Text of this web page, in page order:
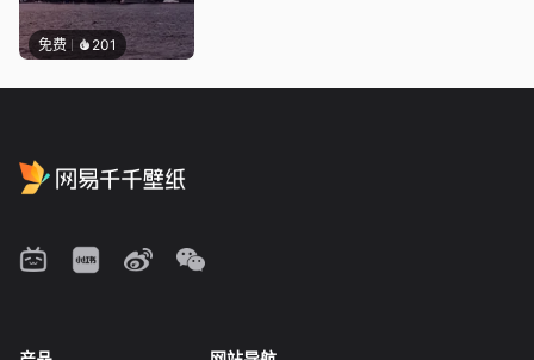
免费 201